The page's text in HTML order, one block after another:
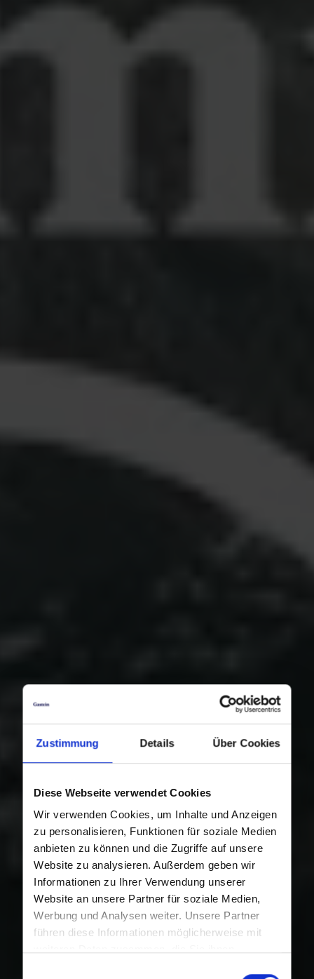
Zustimmung Details Über Cookies
Diese Webseite verwendet Cookies
Wir verwenden Cookies, um Inhalte und Anzeigen
zu personalisieren, Funktionen für soziale Medien
anbieten zu können und die Zugriffe auf unsere
Website zu analysieren. Außerdem geben wir
Informationen zu Ihrer Verwendung unserer
Website an unsere Partner für soziale Medien,
Werbung und Analysen weiter. Unsere Partner
führen diese Informationen möglicherweise mit